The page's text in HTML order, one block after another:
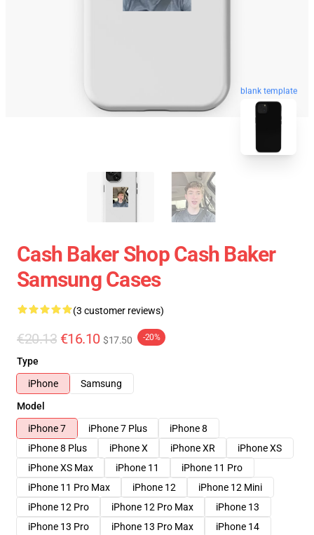
blank template
Cash Baker Shop Cash Baker
Samsung Cases
(3 customer reviews)
€20.13 €16.10 $17.50 -20%
Type
iPhone
Samsung
Model
iPhone 7
iPhone 7 Plus
iPhone 8
iPhone 8 Plus
iPhone X iPhone XR
iPhone XS
iPhone XS Max
iPhone 11
iPhone 11 Pro
iPhone 11 Pro Max
iPhone 12
iPhone 12 Mini
iPhone 12 Pro
iPhone 12 Pro Max
iPhone 13
iPhone 13 Pro
iPhone 13 Pro Max
iPhone 14